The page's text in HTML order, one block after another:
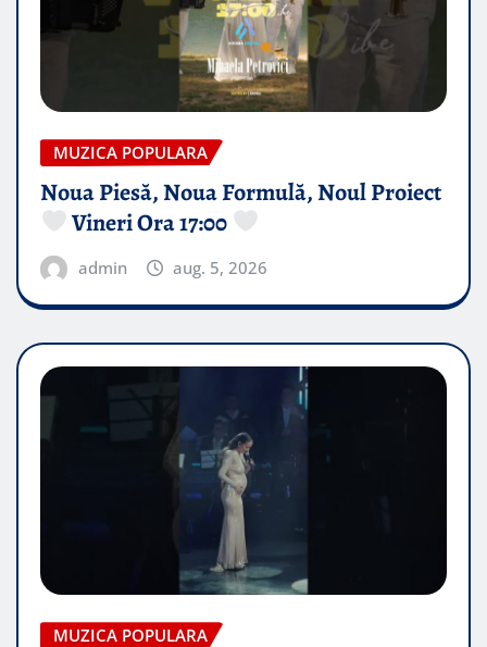
MUZICA POPULARA
Noua Piesă, Noua Formulă, Noul Proiect
Vineri Ora 17:00
admin aug. 5, 2026
MUZICA POPULARA